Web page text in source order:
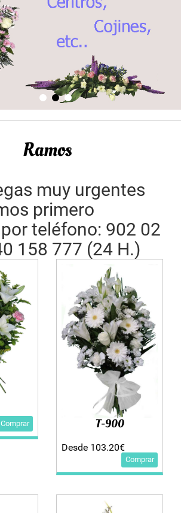
Ramos
muy urgentes
primero
teléfono: 902 02
158 777 (24 H.)
Comprar T-900
Desde 103.20€
Comprar